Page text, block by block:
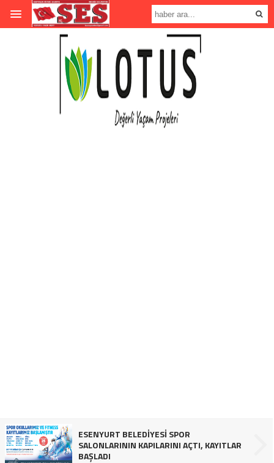
ESENYURT BELEDİYESİ SPOR
SALONLARININ KAPILARINI AÇTI, KAYITLAR
BAŞLADI